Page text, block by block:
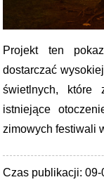
Projekt ten
dostarczać
świetlnych, które
istniejące
zimowych festiwali
Czas publikacji: 09-